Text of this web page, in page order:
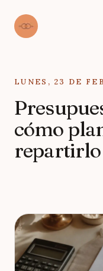
Updated on
LUNES, 23 DE
cómo
repartirlo